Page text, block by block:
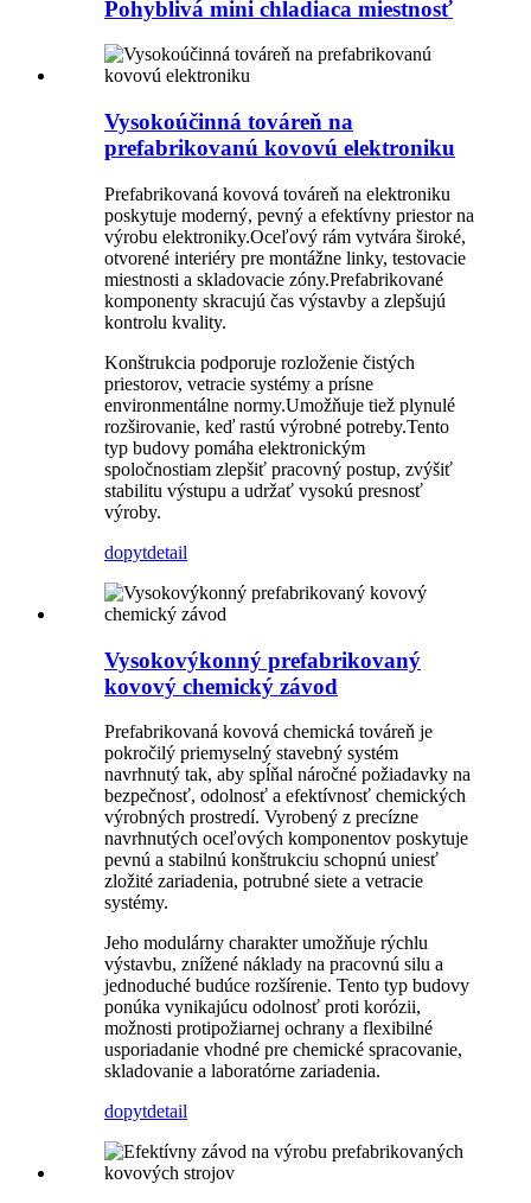
Pohyblivá mini chladiaca miestnosť
Vysokoúčinná továreň na
prefabrikovanú kovovú elektroniku
Prefabrikovaná kovová továreň na elektroniku
poskytuje moderný, pevný a efektívny priestor na
výrobu elektroniky.Oceľový rám vytvára široké,
otvorené interiéry pre montážne linky, testovacie
miestnosti a skladovacie zóny.Prefabrikované
komponenty skracujú čas výstavby a zlepšujú
kontrolu kvality.
Konštrukcia podporuje rozloženie čistých
priestorov, vetracie systémy a prísne
environmentálne normy.Umožňuje tiež plynulé
rozširovanie, keď rastú výrobné potreby.Tento
typ budovy pomáha elektronickým
spoločnostiam zlepšiť pracovný postup, zvýšiť
stabilitu výstupu a udržať vysokú presnosť
výroby.
dopytdetail
Vysokovýkonný prefabrikovaný
kovový chemický závod
Prefabrikovaná kovová chemická továreň je
pokročilý priemyselný stavebný systém
navrhnutý tak, aby spĺňal náročné požiadavky na
bezpečnosť, odolnosť a efektívnosť chemických
výrobných prostredí. Vyrobený z precízne
navrhnutých oceľových komponentov poskytuje
pevnú a stabilnú konštrukciu schopnú uniesť
zložité zariadenia, potrubné siete a vetracie
systémy.
Jeho modulárny charakter umožňuje rýchlu
výstavbu, znížené náklady na pracovnú silu a
jednoduché budúce rozšírenie. Tento typ budovy
ponúka vynikajúcu odolnosť proti korózii,
možnosti protipožiarnej ochrany a flexibilné
usporiadanie vhodné pre chemické spracovanie,
skladovanie a laboratórne zariadenia.
dopytdetail